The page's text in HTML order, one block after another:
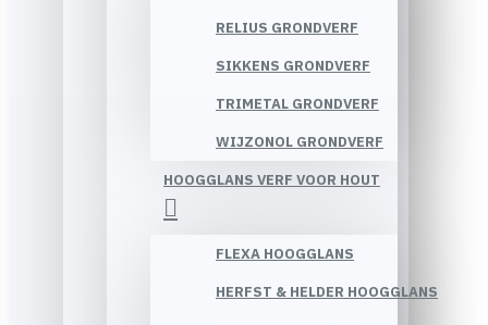
RELIUS GRONDVERF
SIKKENS GRONDVERF
TRIMETAL GRONDVERF
WIJZONOL GRONDVERF
HOOGGLANS VERF VOOR HOUT
FLEXA HOOGGLANS
HERFST & HELDER HOOGGLANS